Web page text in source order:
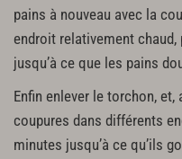
pains à nouveau avec la
endroit relativement
jusqu’à ce que les pains
Enfin enlever le torchon,
coupures dans différents
minutes jusqu’à ce qu’ils